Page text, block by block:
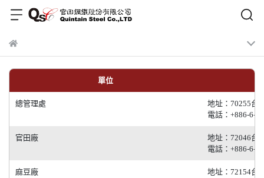
單位
總管理處
地址：70255台
電話：+886-6-
官田廠
地址：72046台
電話：+886-6-
麻豆廠
地址：72154台